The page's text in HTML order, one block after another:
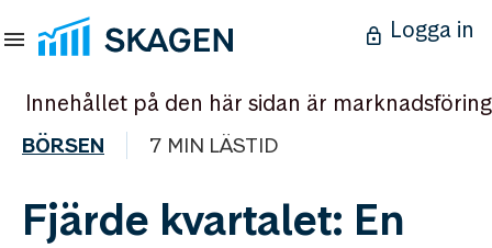
Logga in
Innehållet på den här sidan är marknadsföring
BÖRSEN 7 MIN LÄSTID
Fjärde kvartalet: En